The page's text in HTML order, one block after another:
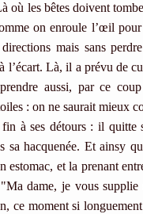
où les bêtes doivent
on enroule l’œil
mais sans
l’écart. Là, il a prévu de
aussi, par ce
: on ne saurait mieux
ses détours : il quitte
sa hacquenée. Et ainsy
estomac, et la prenant
dame, je vous
ce moment si